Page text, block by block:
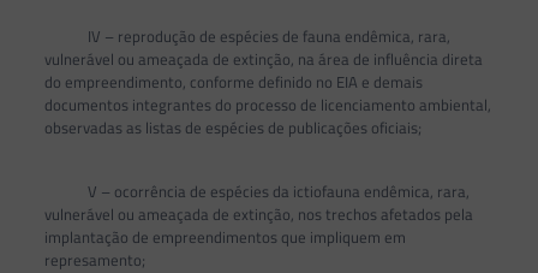
IV – reprodução de espécies de fauna endêmica, rara,
vulnerável ou ameaçada de extinção, na área de influência direta
do empreendimento, conforme definido no EIA e demais
documentos integrantes do processo de licenciamento ambiental,
observadas as listas de espécies de publicações oficiais;
V – ocorrência de espécies da ictiofauna endêmica, rara,
vulnerável ou ameaçada de extinção, nos trechos afetados pela
implantação de empreendimentos que impliquem em
represamento;